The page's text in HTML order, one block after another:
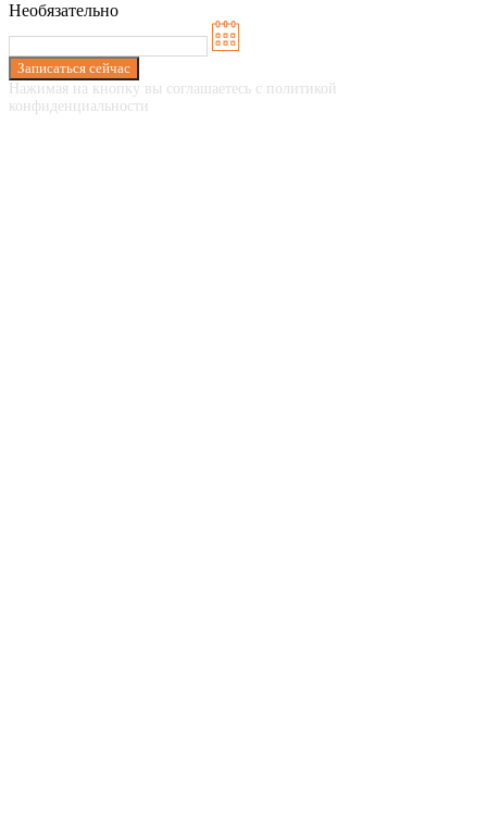
Необязательно
Записаться сейчас
Нажимая на кнопку вы соглашаетесь с политикой
конфиденциальности